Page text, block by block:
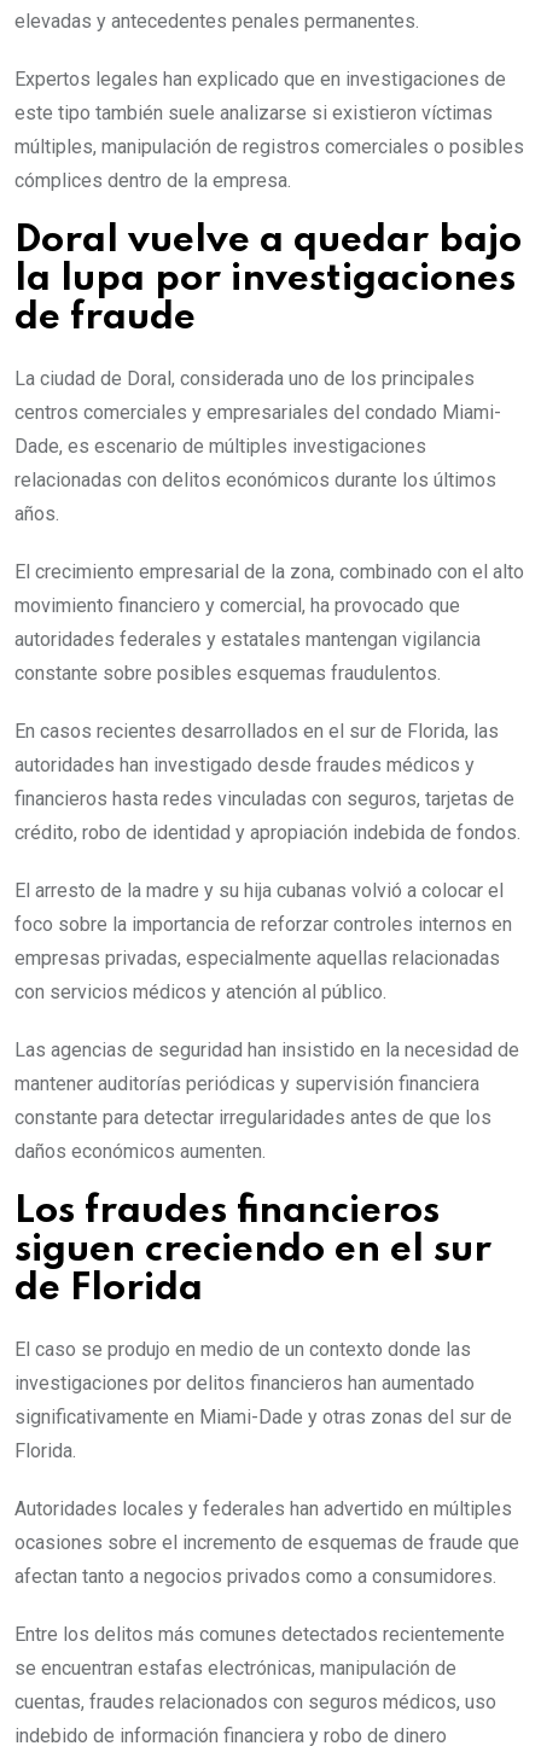
elevadas y antecedentes penales permanentes.
Expertos legales han explicado que en investigaciones de
este tipo también suele analizarse si existieron víctimas
múltiples, manipulación de registros comerciales o posibles
cómplices dentro de la empresa.
Doral vuelve a quedar bajo
la lupa por investigaciones
de fraude
La ciudad de Doral, considerada uno de los principales
centros comerciales y empresariales del condado Miami-
Dade, es escenario de múltiples investigaciones
relacionadas con delitos económicos durante los últimos
años.
El crecimiento empresarial de la zona, combinado con el alto
movimiento financiero y comercial, ha provocado que
autoridades federales y estatales mantengan vigilancia
constante sobre posibles esquemas fraudulentos.
En casos recientes desarrollados en el sur de Florida, las
autoridades han investigado desde fraudes médicos y
financieros hasta redes vinculadas con seguros, tarjetas de
crédito, robo de identidad y apropiación indebida de fondos.
El arresto de la madre y su hija cubanas volvió a colocar el
foco sobre la importancia de reforzar controles internos en
empresas privadas, especialmente aquellas relacionadas
con servicios médicos y atención al público.
Las agencias de seguridad han insistido en la necesidad de
mantener auditorías periódicas y supervisión financiera
constante para detectar irregularidades antes de que los
daños económicos aumenten.
Los fraudes financieros
siguen creciendo en el sur
de Florida
El caso se produjo en medio de un contexto donde las
investigaciones por delitos financieros han aumentado
significativamente en Miami-Dade y otras zonas del sur de
Florida.
Autoridades locales y federales han advertido en múltiples
ocasiones sobre el incremento de esquemas de fraude que
afectan tanto a negocios privados como a consumidores.
Entre los delitos más comunes detectados recientemente
se encuentran estafas electrónicas, manipulación de
cuentas, fraudes relacionados con seguros médicos, uso
indebido de información financiera y robo de dinero